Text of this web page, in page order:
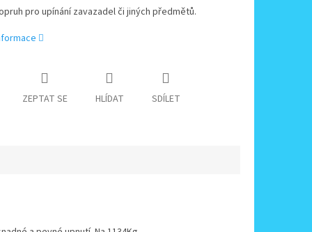
pro upínání zavazadel či jiných předmětů.
ZEPTAT SE HLÍDAT SDÍLET